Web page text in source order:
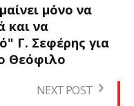
μόνο να
και να
Γ. Σεφέρης για
Θεόφιλο
NEXT POST